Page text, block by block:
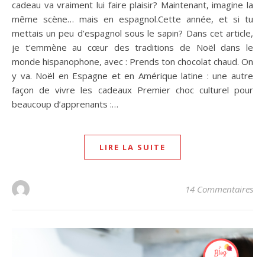
cadeau va vraiment lui faire plaisir? Maintenant, imagine la
même scène… mais en espagnol.Cette année, et si tu
mettais un peu d’espagnol sous le sapin? Dans cet article,
je t’emmène au cœur des traditions de Noël dans le
monde hispanophone, avec : Prends ton chocolat chaud. On
y va. Noël en Espagne et en Amérique latine : une autre
façon de vivre les cadeaux Premier choc culturel pour
beaucoup d’apprenants :…
LIRE LA SUITE
14 Commentaires